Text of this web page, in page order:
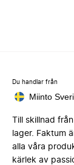
Du handlar från
Miinto
Till skillnad
lager. Faktum
alla våra
kärlek av